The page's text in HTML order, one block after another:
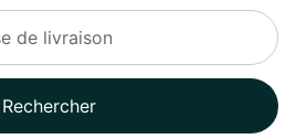
Rechercher